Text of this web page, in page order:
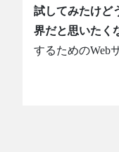
試してみたけど
界だと思いたく
するためのWeb